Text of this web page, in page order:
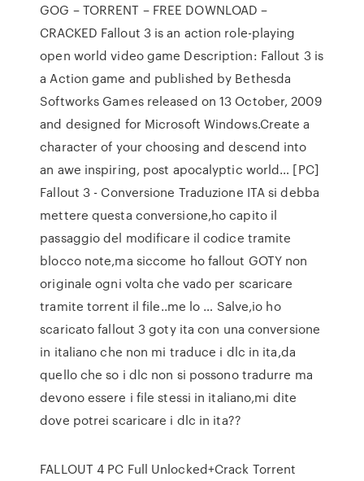
GOG – TORRENT – FREE DOWNLOAD –
CRACKED Fallout 3 is an action role-playing
open world video game Description: Fallout 3 is
a Action game and published by Bethesda
Softworks Games released on 13 October, 2009
and designed for Microsoft Windows.Create a
character of your choosing and descend into
an awe inspiring, post apocalyptic world… [PC]
Fallout 3 - Conversione Traduzione ITA si debba
mettere questa conversione,ho capito il
passaggio del modificare il codice tramite
blocco note,ma siccome ho fallout GOTY non
originale ogni volta che vado per scaricare
tramite torrent il file..me lo … Salve,io ho
scaricato fallout 3 goty ita con una conversione
in italiano che non mi traduce i dlc in ita,da
quello che so i dlc non si possono tradurre ma
devono essere i file stessi in italiano,mi dite
dove potrei scaricare i dlc in ita??
FALLOUT 4 PC Full Unlocked+Crack Torrent